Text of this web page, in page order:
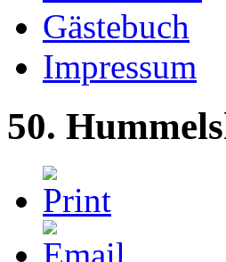
Gästebuch
Impressum
50.